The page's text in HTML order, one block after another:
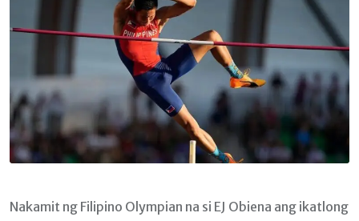
Nakamit ng Filipino Olympian na si EJ Obiena ang ikatlong